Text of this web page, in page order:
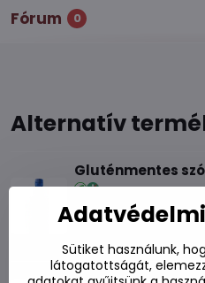
Fórum 0
Alternatív
Gluténmentes
Készleten
Sütiket használunk,
látogatottságát,